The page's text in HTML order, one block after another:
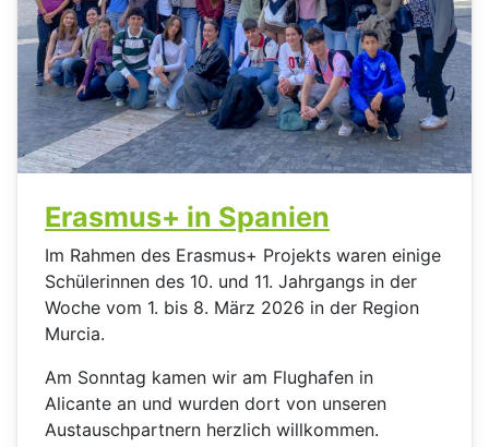
Erasmus+ in Spanien
Im Rahmen des Erasmus+ Projekts waren einige
Schülerinnen des 10. und 11. Jahrgangs in der
Woche vom 1. bis 8. März 2026 in der Region
Murcia.
Am Sonntag kamen wir am Flughafen in
Alicante an und wurden dort von unseren
Austauschpartnern herzlich willkommen.